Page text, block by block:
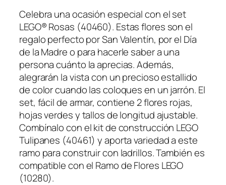
Celebra una ocasión especial con el set
LEGO® Rosas (40460). Estas flores son el
regalo perfecto por San Valentín, por el Día
de la Madre o para hacerle saber a una
persona cuánto la aprecias. Además,
alegrarán la vista con un precioso estallido
de color cuando las coloques en un jarrón. El
set, fácil de armar, contiene 2 flores rojas,
hojas verdes y tallos de longitud ajustable.
Combínalo con el kit de construcción LEGO
Tulipanes (40461) y aporta variedad a este
ramo para construir con ladrillos. También es
compatible con el Ramo de Flores LEGO
(10280).